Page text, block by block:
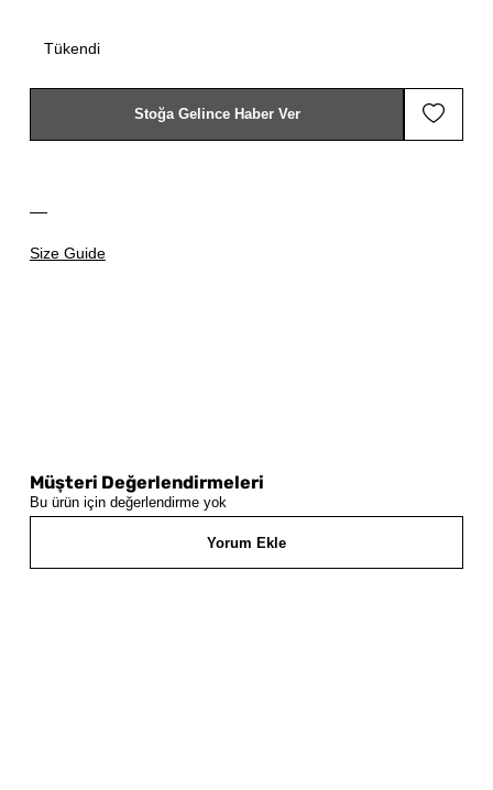
Size Guide
Tükendi
Stoğa Gelince Haber Ver
Müşteri Değerlendirmeleri
Bu ürün için değerlendirme yok
Yorum Ekle